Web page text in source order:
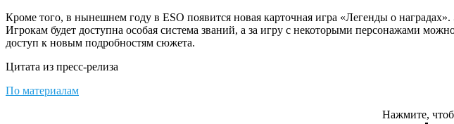
Кроме того, в нынешнем году в ESO появится новая карточная игра «Легенды о
Игрокам будет доступна особая система званий, а за игру с некоторыми персонажами
доступ к новым подробностям сюжета.
Цитата из пресс-релиза
По материалам
Нажмите,